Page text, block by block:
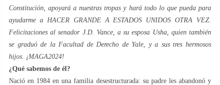
Constitución, apoyará a nuestras tropas y hará todo lo que pueda para
ayudarme a HACER GRANDE A ESTADOS UNIDOS OTRA VEZ.
Felicitaciones al senador J.D. Vance, a su esposa Usha, quien también
se graduó de la Facultad de Derecho de Yale, y a sus tres hermosos
hijos. ¡MAGA2024!
¿Qué sabemos de él?
Nació en 1984 en una familia desestructurada: su padre les abandonó y